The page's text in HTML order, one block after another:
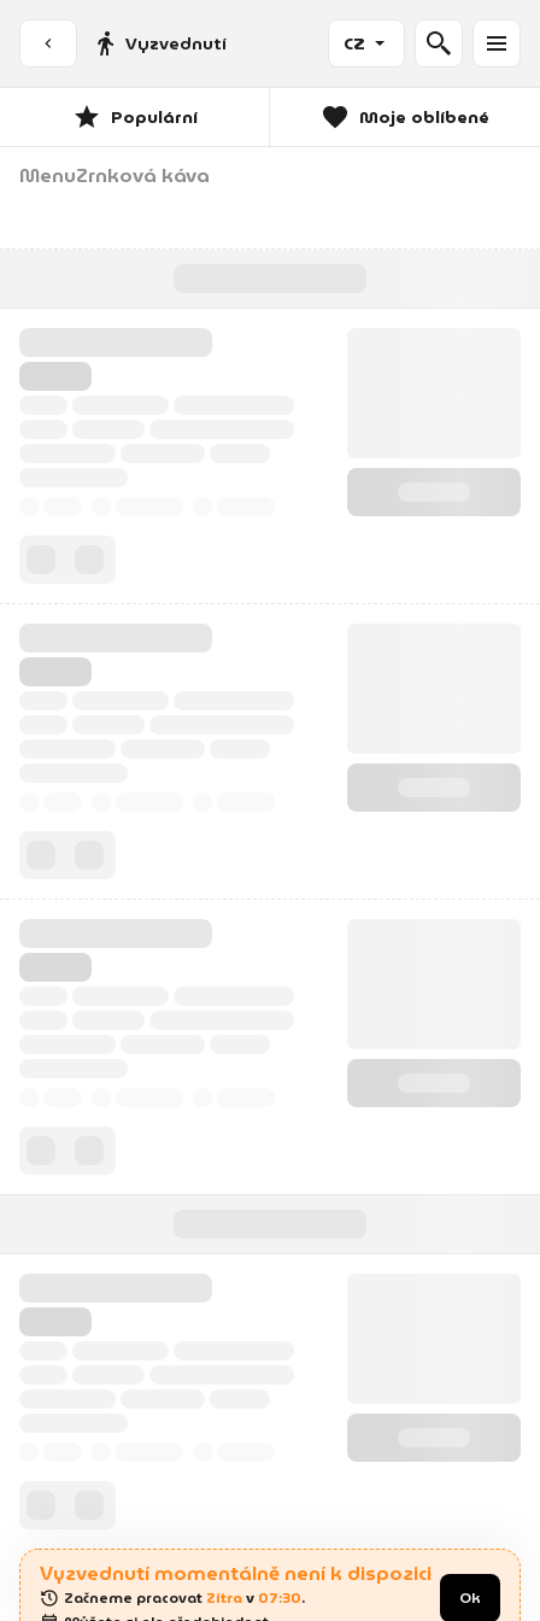
Vyzvednutí CZ
Populární Moje oblíbené
MenuZrnková káva
Vyzvednutí momentálně není k dispozici
Začneme pracovat Zítra v 07:30.
Ok